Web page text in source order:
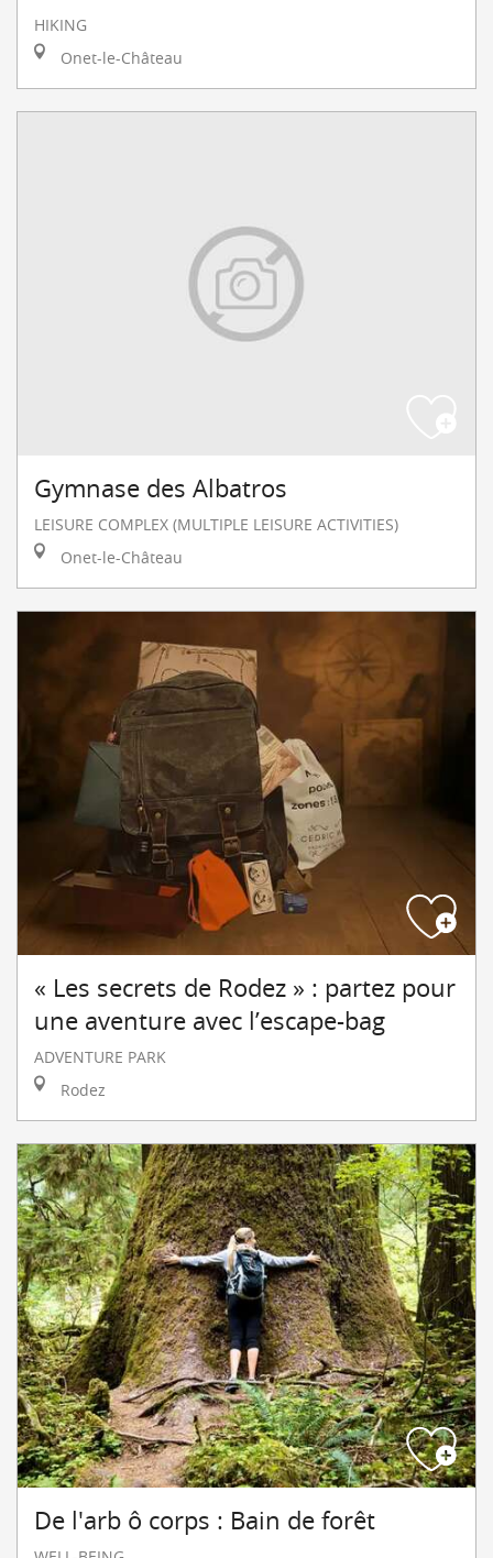
HIKING
Onet-le-Château
Gymnase des Albatros
LEISURE COMPLEX (MULTIPLE LEISURE ACTIVITIES)
Onet-le-Château
« Les secrets de Rodez » : partez pour
une aventure avec l’escape-bag
ADVENTURE PARK
Rodez
De l'arb ô corps : Bain de forêt